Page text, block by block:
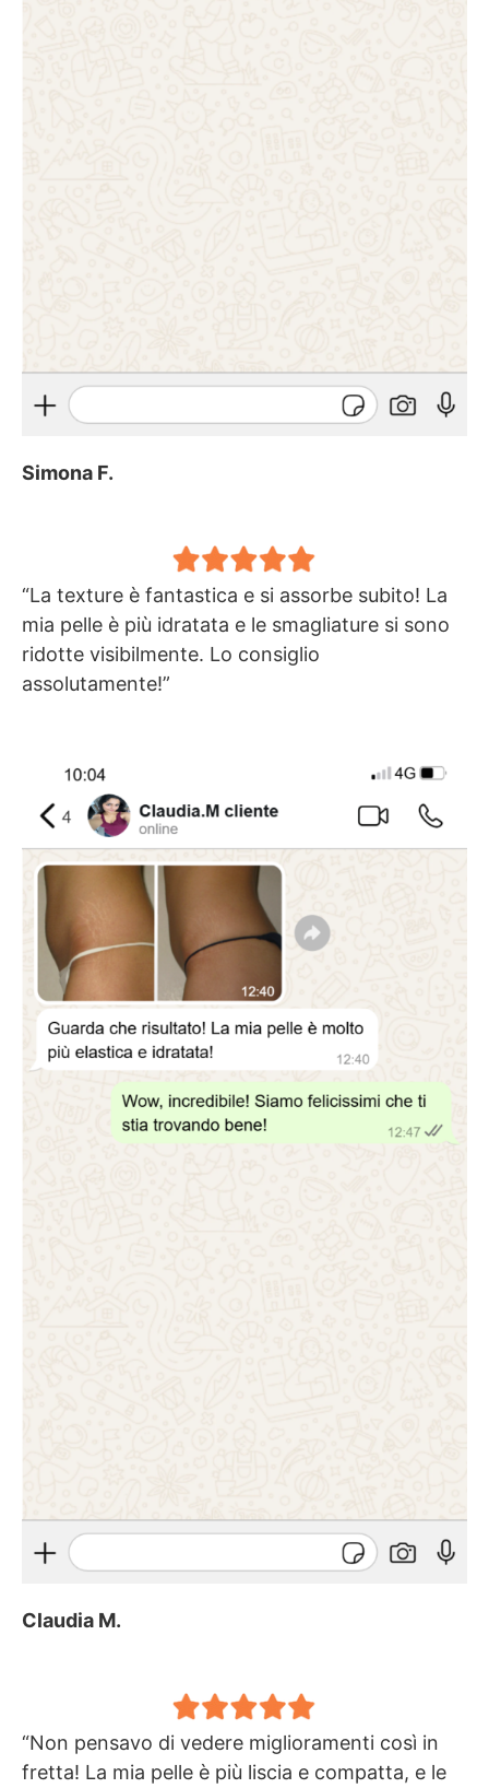
Simona F.
“La texture è fantastica e si assorbe subito! La
mia pelle è più idratata e le smagliature si sono
ridotte visibilmente. Lo consiglio
assolutamente!”
Claudia M.
“Non pensavo di vedere miglioramenti così in
fretta! La mia pelle è più liscia e compatta, e le